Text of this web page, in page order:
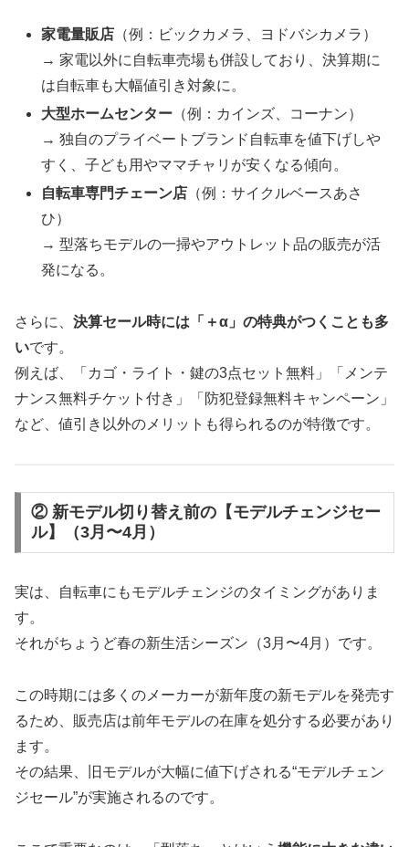
家電量販店 （例：ビックカメラ、ヨドバシカメラ）
→ 家電以外に自転車売場も併設しており、決算期に
は自転車も大幅値引き対象に。
大型ホームセンター （例：カインズ、コーナン）
→ 独自のプライベートブランド自転車を値下げしや
すく、子ども用やママチャリが安くなる傾向。
自転車専門チェーン店 （例：サイクルベースあさ
ひ）
→ 型落ちモデルの一掃やアウトレット品の販売が活
発になる。
さらに、 決算セール時には「＋α」の特典がつくことも多
いです。
例えば、「カゴ・ライト・鍵の3点セット無料」「メンテ
ナンス無料チケット付き」「防犯登録無料キャンペーン」
など、値引き以外のメリットも得られるのが特徴です。
② 新モデル切り替え前の【モデルチェンジセー
ル】（3月〜4月）
実は、自転車にもモデルチェンジのタイミングがありま
す。
それがちょうど春の新生活シーズン（3月〜4月）です。
この時期には多くのメーカーが新年度の新モデルを発売す
るため、販売店は前年モデルの在庫を処分する必要があり
ます。
その結果、旧モデルが大幅に値下げされる“モデルチェン
ジセール”が実施されるのです。